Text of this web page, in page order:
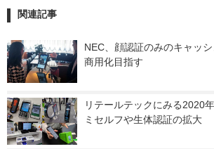
関連記事
NEC、顔認証のみのキャッ
商用化目指す
リテールテックにみる2020
ミセルフや生体認証の拡大